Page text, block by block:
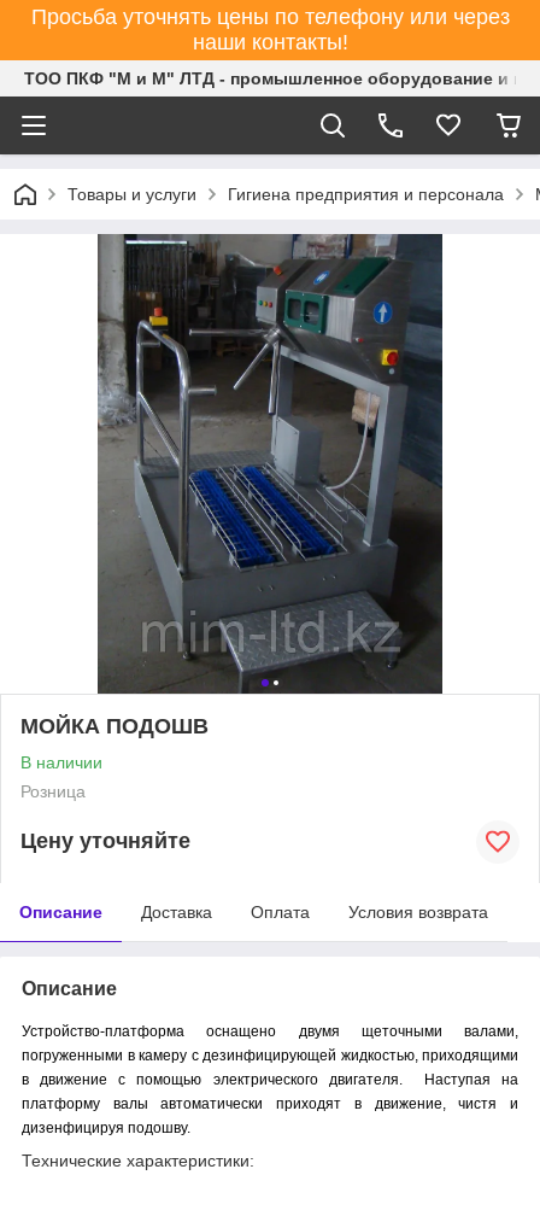
Просьба уточнять цены по телефону или через
наши контакты!
ТОО ПКФ "М и М" ЛТД - промышленное оборудование и
Товары и услуги Гигиена предприятия и персонала
МОЙКА ПОДОШВ
В наличии
Розница
Цену уточняйте
Описание Доставка Оплата Условия возврата
Описание
Устройство-платформа оснащено двумя щеточными валами,
погруженными в камеру с дезинфицирующей жидкостью, приходящими
в движение с помощью электрического двигателя. Наступая на
платформу валы автоматически приходят в движение, чистя и
дизенфицируя подошву.
Технические характеристики: